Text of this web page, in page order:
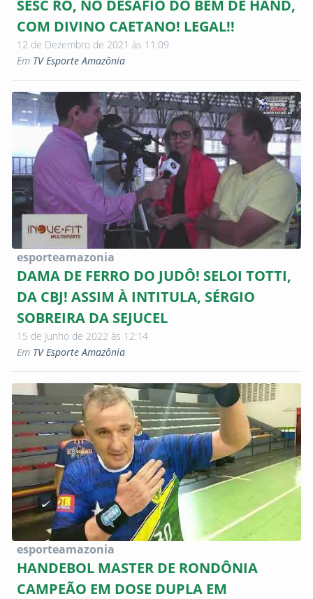
SESC RO, NO DESAFIO DO BEM DE HAND,
COM DIVINO CAETANO! LEGAL!!
12 de Dezembro de 2021 às 11:09
Em TV Esporte Amazônia
esporteamazonia
DAMA DE FERRO DO JUDÔ! SELOI TOTTI,
DA CBJ! ASSIM À INTITULA, SÉRGIO
SOBREIRA DA SEJUCEL
15 de Junho de 2022 às 12:14
Em TV Esporte Amazônia
esporteamazonia
HANDEBOL MASTER DE RONDÔNIA
CAMPEÃO EM DOSE DUPLA EM